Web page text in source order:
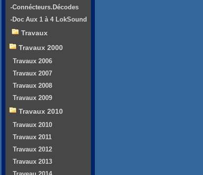
-Connécteurs.Décodes
-Doc Aux 1 à 4 LokSound
Travaux
Travaux 2000
Travaux 2006
Travaux 2007
Travaux 2008
Travaux 2009
Travaux 2010
Travaux 2010
Travaux 2011
Travaux 2012
Travaux 2013